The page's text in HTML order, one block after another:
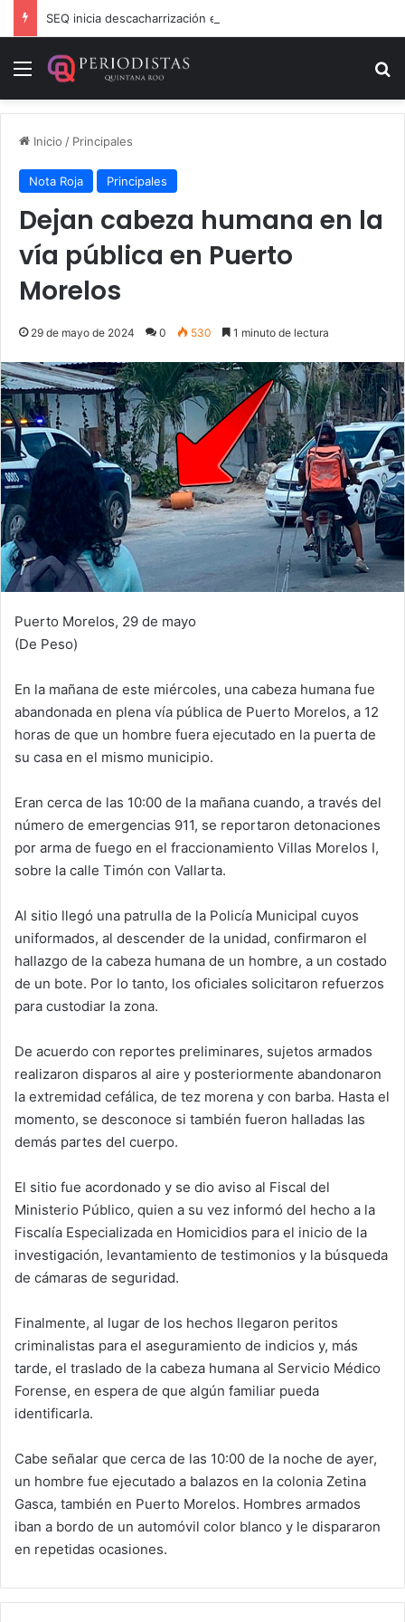
Menú
Inicio / Principales
Nota Roja Principales
Dejan cabeza humana en la
vía pública en Puerto
Morelos
29 de mayo de 2024 0 530 1 minuto de lectura
Puerto Morelos, 29 de mayo
(De Peso)
En la mañana de este miércoles, una cabeza humana fue
abandonada en plena vía pública de Puerto Morelos, a 12
horas de que un hombre fuera ejecutado en la puerta de
su casa en el mismo municipio.
Eran cerca de las 10:00 de la mañana cuando, a través del
número de emergencias 911, se reportaron detonaciones
por arma de fuego en el fraccionamiento Villas Morelos I,
sobre la calle Timón con Vallarta.
Al sitio llegó una patrulla de la Policía Municipal cuyos
uniformados, al descender de la unidad, confirmaron el
hallazgo de la cabeza humana de un hombre, a un costado
de un bote. Por lo tanto, los oficiales solicitaron refuerzos
para custodiar la zona.
De acuerdo con reportes preliminares, sujetos armados
realizaron disparos al aire y posteriormente abandonaron
la extremidad cefálica, de tez morena y con barba. Hasta el
momento, se desconoce si también fueron halladas las
demás partes del cuerpo.
El sitio fue acordonado y se dio aviso al Fiscal del
Ministerio Público, quien a su vez informó del hecho a la
Fiscalía Especializada en Homicidios para el inicio de la
investigación, levantamiento de testimonios y la búsqueda
de cámaras de seguridad.
Finalmente, al lugar de los hechos llegaron peritos
criminalistas para el aseguramiento de indicios y, más
tarde, el traslado de la cabeza humana al Servicio Médico
Forense, en espera de que algún familiar pueda
identificarla.
Cabe señalar que cerca de las 10:00 de la noche de ayer,
un hombre fue ejecutado a balazos en la colonia Zetina
Gasca, también en Puerto Morelos. Hombres armados
iban a bordo de un automóvil color blanco y le dispararon
en repetidas ocasiones.